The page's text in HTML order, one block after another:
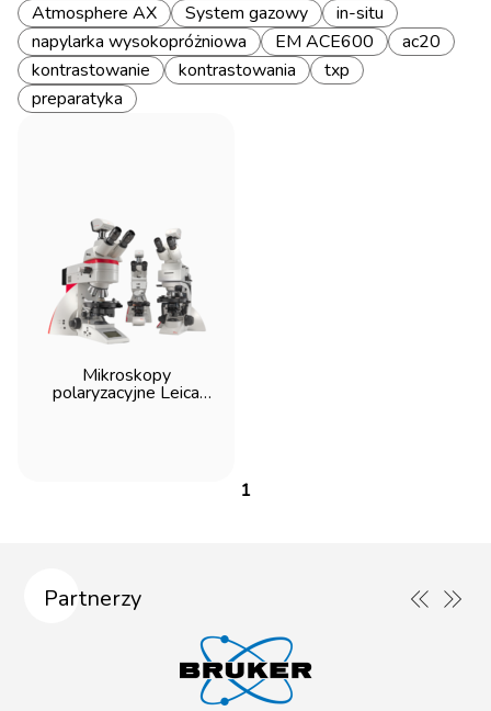
Atmosphere AX
System gazowy
in-situ
napylarka wysokopróżniowa
EM ACE600
ac20
kontrastowanie
kontrastowania
txp
preparatyka
Mikroskopy
polaryzacyjne Leica
1
Partnerzy